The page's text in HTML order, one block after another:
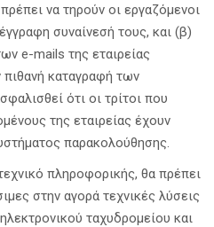
να τηρούν οι εργαζόμενοι
συναίνεσή τους, και (β)
e-mails της εταιρείας
πιθανή καταγραφή των
ότι οι τρίτοι που
της εταιρείας έχουν
παρακολούθησης.
πληροφορικής, θα πρέπει
στην αγορά τεχνικές λύσεις
ταχυδρομείου και